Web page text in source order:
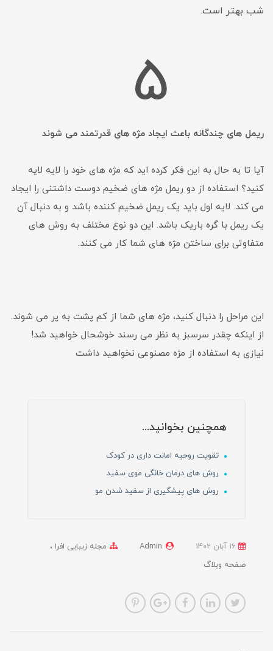
شب بهتر است.
5
ریمل های چندگانه باعث ایجاد مژه های قدرتمند می شوند
آیا تا به حال به این فکر کرده اید که مژه های خود را لایه لایه
کنید؟ استفاده از دو ریمل مژه های ضخیم دوست داشتنی را ایجاد
می کند. لایه اول باید یک ریمل ضخیم کننده باشد و به دنبال آن
یک ریمل با گره باریک باشد. این دو نوع مختلف به روش های
متفاوتی برای ساختن مژه های شما کار می کنند.
این مراحل را دنبال کنید، مژه های شما از کم پشت به پر می شوند.
از اینکه چقدر سرسبز به نظر می رسند خوشحال خواهید شد!
نیازی به استفاده از مژه مصنوعی نخواهید داشت
همچنین بخوانید...
تقویت روحیه امانت داری در کودک
روش های درمان خانگی موی سفید
روش های پیشگیری از سفید شدن مو
Admin
مجله زیبایی افرا
صفحه وبلاگ